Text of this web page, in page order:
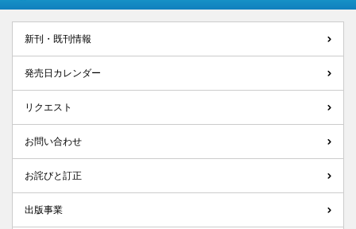
新刊・既刊情報
発売日カレンダー
リクエスト
お問い合わせ
お詫びと訂正
出版事業